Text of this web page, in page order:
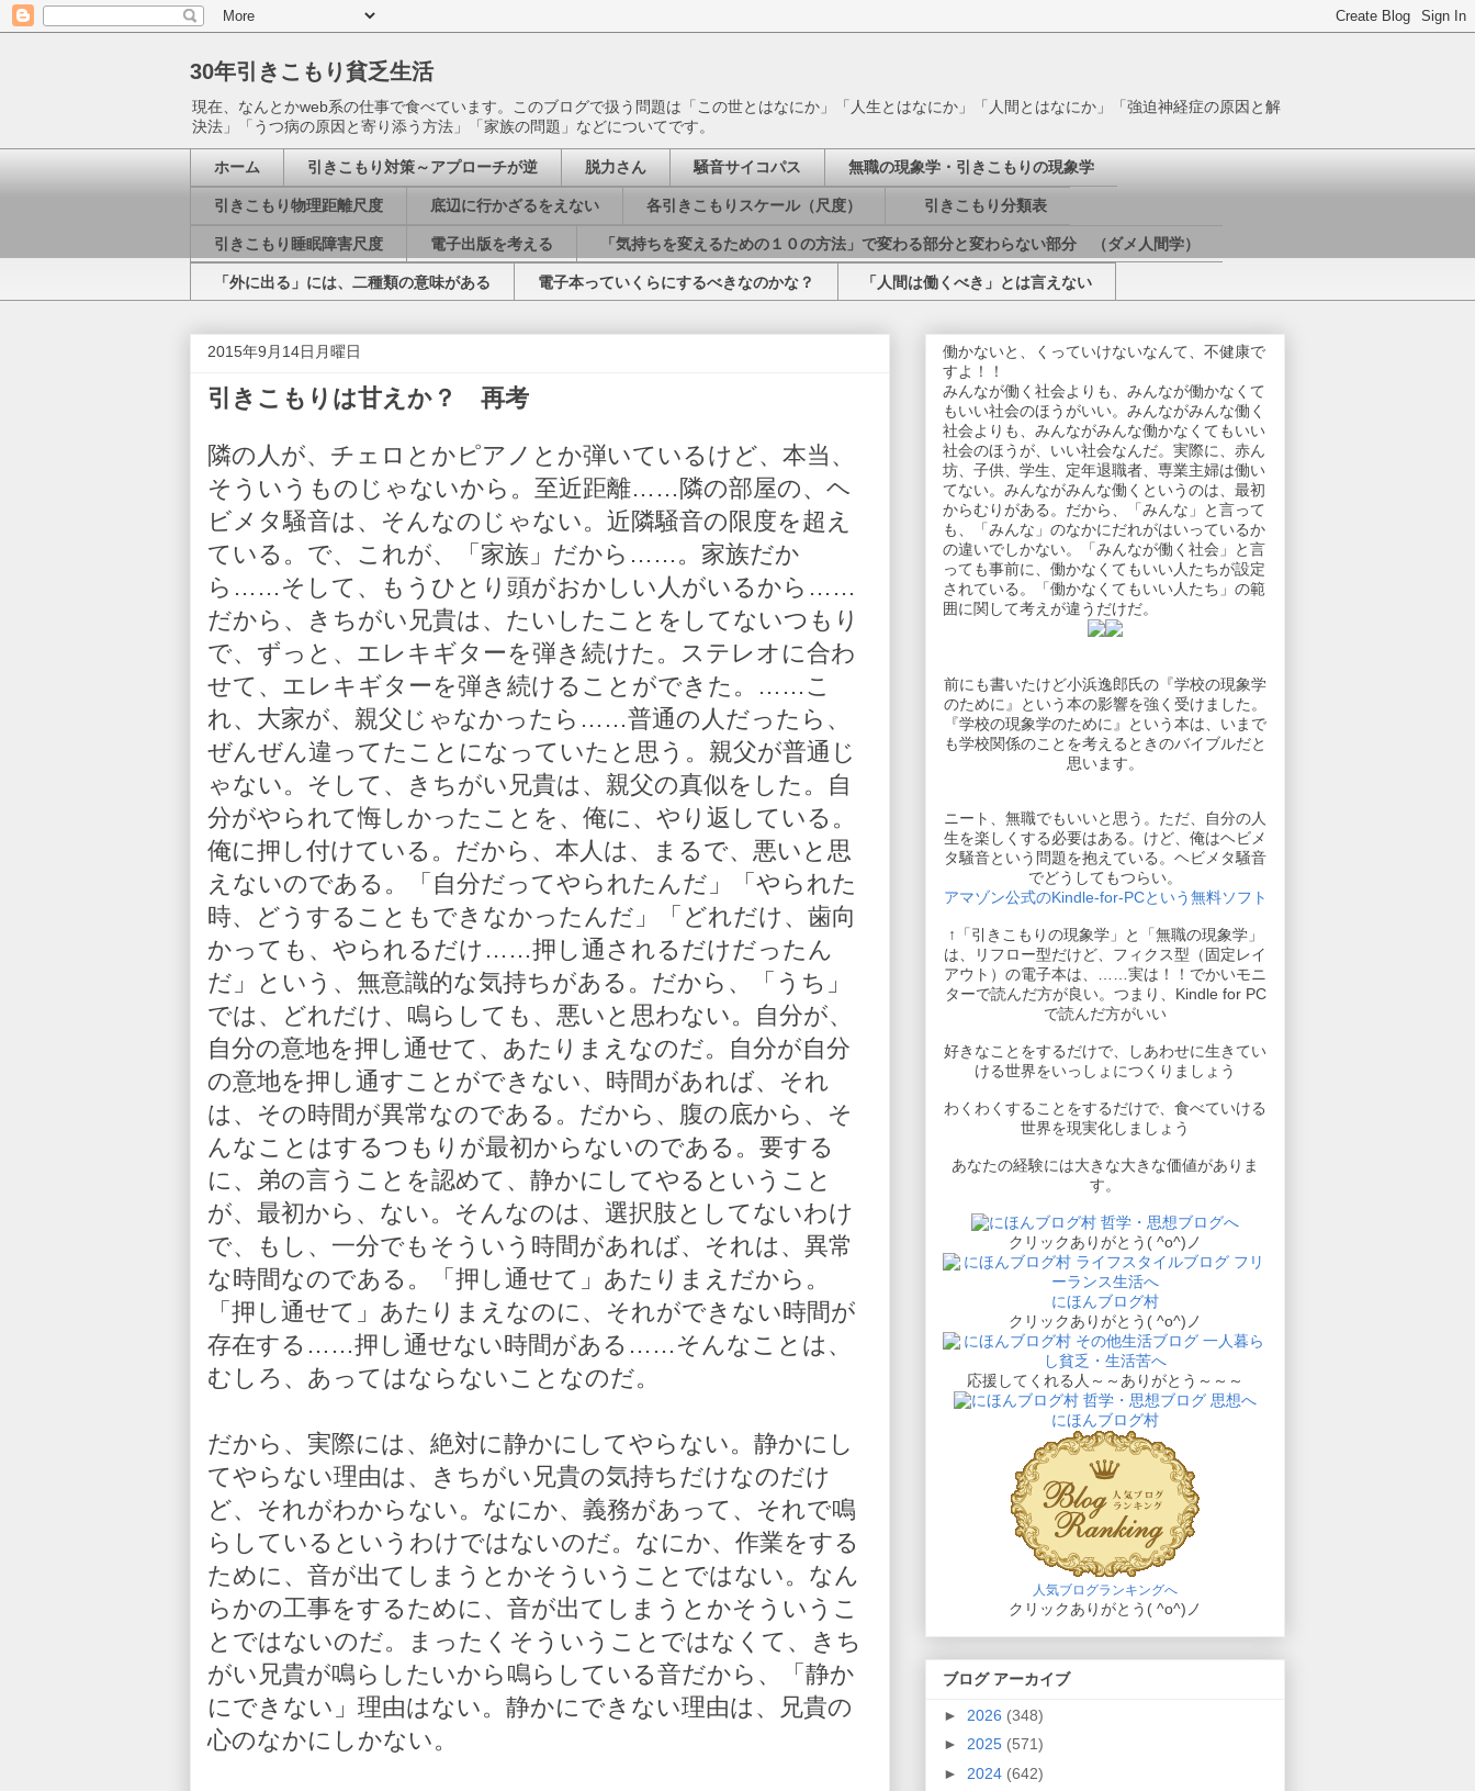
30年引きこもり貧乏生活
現在、なんとかweb系の仕事で食べています。このブログで扱う問題は「この世とはなにか」「人生とはなにか」「人間とはなにか」「強迫神経症の原因と解
決法」「うつ病の原因と寄り添う方法」「家族の問題」などについてです。
ホーム 引きこもり対策～アプローチが逆 脱力さん 騒音サイコパス 無職の現象学・引きこもりの現象学
引きこもり物理距離尺度 底辺に行かざるをえない 各引きこもりスケール（尺度） 引きこもり分類表
引きこもり睡眠障害尺度 電子出版を考える 「気持ちを変えるための１０の方法」で変わる部分と変わらない部分 （ダメ人間学）
「外に出る」には、二種類の意味がある 電子本っていくらにするべきなのかな？ 「人間は働くべき」とは言えない
2015年9月14日月曜日
引きこもりは甘えか？ 再考
隣の人が、チェロとかピアノとか弾いているけど、本当、
そういうものじゃないから。至近距離……隣の部屋の、ヘ
ビメタ騒音は、そんなのじゃない。近隣騒音の限度を超え
ている。で、これが、「家族」だから……。家族だか
ら……そして、もうひとり頭がおかしい人がいるから……
だから、きちがい兄貴は、たいしたことをしてないつもり
で、ずっと、エレキギターを弾き続けた。ステレオに合わ
せて、エレキギターを弾き続けることができた。……こ
れ、大家が、親父じゃなかったら……普通の人だったら、
ぜんぜん違ってたことになっていたと思う。親父が普通じ
ゃない。そして、きちがい兄貴は、親父の真似をした。自
分がやられて悔しかったことを、俺に、やり返している。
俺に押し付けている。だから、本人は、まるで、悪いと思
えないのである。「自分だってやられたんだ」「やられた
時、どうすることもできなかったんだ」「どれだけ、歯向
かっても、やられるだけ……押し通されるだけだったん
だ」という、無意識的な気持ちがある。だから、「うち」
では、どれだけ、鳴らしても、悪いと思わない。自分が、
自分の意地を押し通せて、あたりまえなのだ。自分が自分
の意地を押し通すことができない、時間があれば、それ
は、その時間が異常なのである。だから、腹の底から、そ
んなことはするつもりが最初からないのである。要する
に、弟の言うことを認めて、静かにしてやるということ
が、最初から、ない。そんなのは、選択肢としてないわけ
で、もし、一分でもそういう時間があれば、それは、異常
な時間なのである。「押し通せて」あたりまえだから。
「押し通せて」あたりまえなのに、それができない時間が
存在する……押し通せない時間がある……そんなことは、
むしろ、あってはならないことなのだ。
だから、実際には、絶対に静かにしてやらない。静かにし
てやらない理由は、きちがい兄貴の気持ちだけなのだけ
ど、それがわからない。なにか、義務があって、それで鳴
らしているというわけではないのだ。なにか、作業をする
ために、音が出てしまうとかそういうことではない。なん
らかの工事をするために、音が出てしまうとかそういうこ
とではないのだ。まったくそういうことではなくて、きち
がい兄貴が鳴らしたいから鳴らしている音だから、「静か
にできない」理由はない。静かにできない理由は、兄貴の
心のなかにしかない。
働かないと、くっていけないなんて、不健康で
すよ！！
みんなが働く社会よりも、みんなが働かなくて
もいい社会のほうがいい。みんながみんな働く
社会よりも、みんながみんな働かなくてもいい
社会のほうが、いい社会なんだ。実際に、赤ん
坊、子供、学生、定年退職者、専業主婦は働い
てない。みんながみんな働くというのは、最初
からむりがある。だから、「みんな」と言って
も、「みんな」のなかにだれがはいっているか
の違いでしかない。「みんなが働く社会」と言
っても事前に、働かなくてもいい人たちが設定
されている。「働かなくてもいい人たち」の範
囲に関して考えが違うだけだ。
前にも書いたけど小浜逸郎氏の『学校の現象学
のために』という本の影響を強く受けました。
『学校の現象学のために』という本は、いまで
も学校関係のことを考えるときのバイブルだと
思います。
ニート、無職でもいいと思う。ただ、自分の人
生を楽しくする必要はある。けど、俺はヘビメ
タ騒音という問題を抱えている。ヘビメタ騒音
でどうしてもつらい。
アマゾン公式のKindle-for-PCという無料ソフト
↑「引きこもりの現象学」と「無職の現象学」
は、リフロー型だけど、フィクス型（固定レイ
アウト）の電子本は、……実は！！でかいモニ
ターで読んだ方が良い。つまり、Kindle for PC
で読んだ方がいい
好きなことをするだけで、しあわせに生きてい
ける世界をいっしょにつくりましょう
わくわくすることをするだけで、食べていける
世界を現実化しましょう
あなたの経験には大きな大きな価値がありま
す。
クリックありがとう( ^o^)ノ
にほんブログ村
クリックありがとう( ^o^)ノ
応援してくれる人～～ありがとう～～～
にほんブログ村
人気ブログランキングへ
クリックありがとう( ^o^)ノ
ブログ アーカイブ
► 2026 (348)
► 2025 (571)
► 2024 (642)